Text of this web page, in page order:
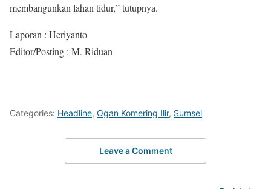
membangunkan lahan tidur,” tutupnya.
Laporan : Heriyanto
Editor/Posting : M. Riduan
Categories: Headline, Ogan Komering Ilir, Sumsel
Leave a Comment